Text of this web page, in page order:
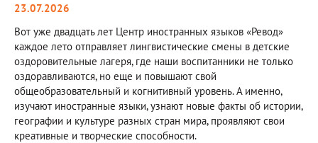
23.07.2026
Вот уже двадцать лет Центр иностранных языков «Ревод»
каждое лето отправляет лингвистические смены в детские
оздоровительные лагеря, где наши воспитанники не только
оздоравливаются, но еще и повышают свой
общеобразовательный и когнитивный уровень. А именно,
изучают иностранные языки, узнают новые факты об истории,
географии и культуре разных стран мира, проявляют свои
креативные и творческие способности.